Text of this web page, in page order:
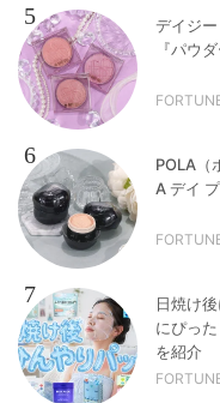
5
デイジ
『パウ
6
POLA（
A デイ
7
日焼け
にぴっ
を紹介